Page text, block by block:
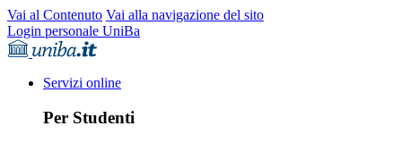
Vai al Contenuto Vai alla navigazione del sito
Login personale UniBa
Servizi online
Per Studenti